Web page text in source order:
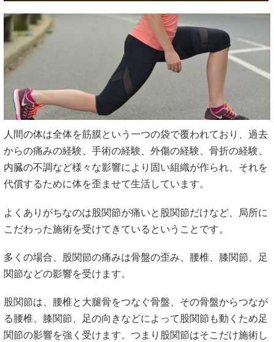
人間の体は全体を筋膜という一つの袋で覆われており、過去
からの痛みの経験、手術の経験、外傷の経験、骨折の経験、
内臓の不調など様々な影響により固い組織が作られ、それを
代償するために体を歪ませて生活しています。
よくありがちなのは股関節が痛いと股関節だけなど、局所に
こだわった施術を受けてきているということです。
多くの場合、股関節の痛みは骨盤の歪み、腰椎、膝関節、足
関節などの影響を受けます。
股関節は、腰椎と大腿骨をつなぐ骨盤、その骨盤からつなが
る腰椎、膝関節、足の向きなどによって股関節も動くため足
関節の影響を強く受けます。つまり股関節はそこだけ施術し